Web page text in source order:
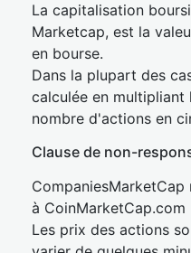
La capitalisation
Marketcap, est la
en bourse.
Dans la plupart des
calculée en
nombre d'actions en
Clause de non-
à CoinMarketCap.com
Les prix des actions